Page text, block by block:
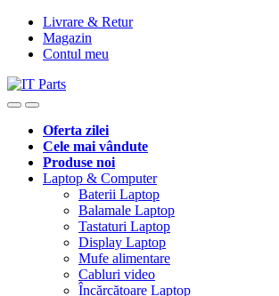
Livrare & Retur
Magazin
Contul meu
Oferta zilei
Cele mai vândute
Produse noi
Laptop & Computer
Baterii Laptop
Balamale Laptop
Tastaturi Laptop
Display Laptop
Mufe alimentare
Cabluri video
Încărcătoare Laptop